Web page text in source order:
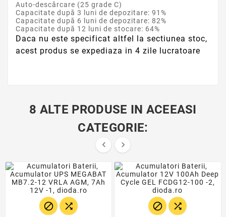
Auto-descărcare (25 grade C)
Capacitate după 3 luni de depozitare: 91%
Capacitate după 6 luni de depozitare: 82%
Capacitate după 12 luni de stocare: 64%
Daca nu este specificat altfel la sectiunea stoc,
acest produs se expediaza in 4 zile lucratoare
8 ALTE PRODUSE IN ACEEASI
CATEGORIE:
 
   